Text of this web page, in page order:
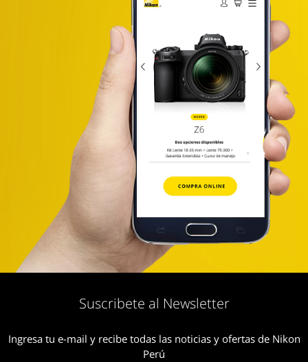
Suscribete al Newsletter
Ingresa tu e-mail y recibe todas las noticias y ofertas de Nikon
Perú